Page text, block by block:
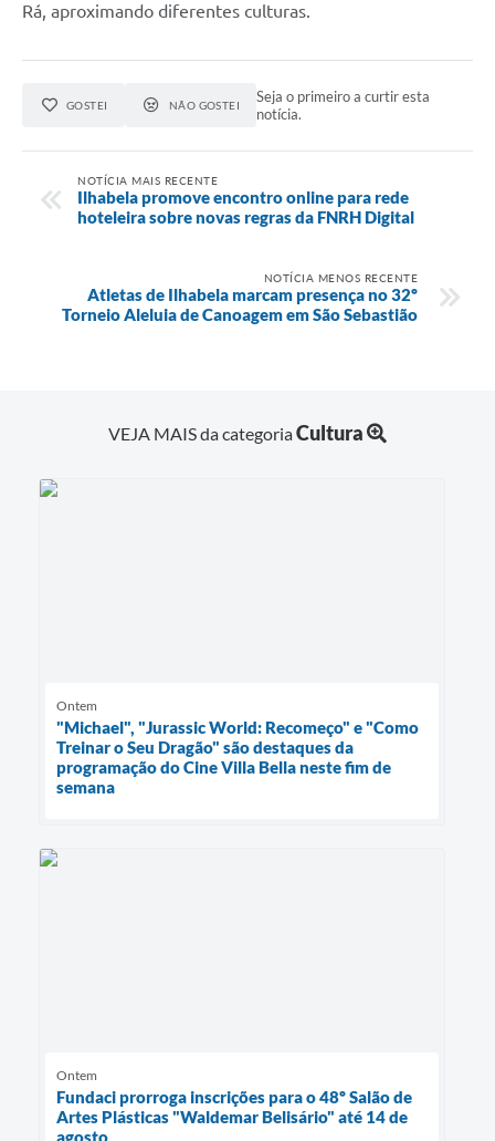
Rá, aproximando diferentes culturas.
GOSTEI NÃO GOSTEI
Seja o primeiro a curtir esta
notícia.
NOTÍCIA MAIS RECENTE
Ilhabela promove encontro online para rede
hoteleira sobre novas regras da FNRH Digital
NOTÍCIA MENOS RECENTE
Atletas de Ilhabela marcam presença no 32º
Torneio Aleluia de Canoagem em São Sebastião
VEJA MAIS da categoriaCultura
Ontem
"Michael", "Jurassic World: Recomeço" e "Como
Treinar o Seu Dragão" são destaques da
programação do Cine Villa Bella neste fim de
semana
Ontem
Fundaci prorroga inscrições para o 48º Salão de
Artes Plásticas "Waldemar Belisário" até 14 de
agosto